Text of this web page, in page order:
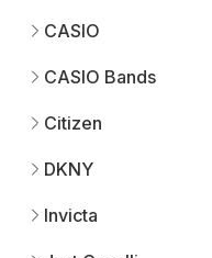
CASIO
CASIO Bands
Citizen
DKNY
Invicta